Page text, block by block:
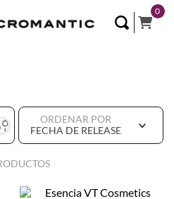
0
ORDENAR POR
FECHA DE RELEASE